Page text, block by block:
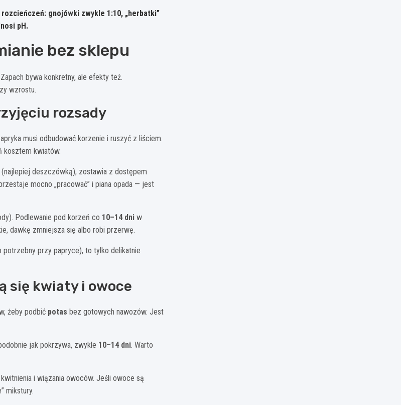
gnojówki zwykle 1:10, „herbatki”
pH.
bez sklepu
bywa konkretny, ale efekty też.
wzrostu.
rozsady
musi odbudować korzenie i ruszyć z liściem.
kosztem kwiatów.
deszczówką), zostawia z dostępem
mocno „pracować” i piana opada — jest
Podlewanie pod korzeń co 10–14 dni w
dawkę zmniejsza się albo robi przerwę.
potrzebny przy papryce), to tylko delikatnie
się kwiaty i owoce
żeby podbić potas bez gotowych nawozów. Jest
jak pokrzywa, zwykle 10–14 dni. Warto
i wiązania owoców. Jeśli owoce są
mikstury.